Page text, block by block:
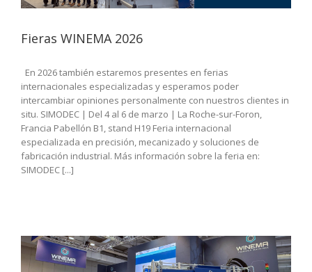
Fieras WINEMA 2026
En 2026 también estaremos presentes en ferias
internacionales especializadas y esperamos poder
intercambiar opiniones personalmente con nuestros clientes in
situ. SIMODEC | Del 4 al 6 de marzo | La Roche-sur-Foron,
Francia Pabellón B1, stand H19 Feria internacional
especializada en precisión, mecanizado y soluciones de
fabricación industrial. Más información sobre la feria en:
SIMODEC [...]